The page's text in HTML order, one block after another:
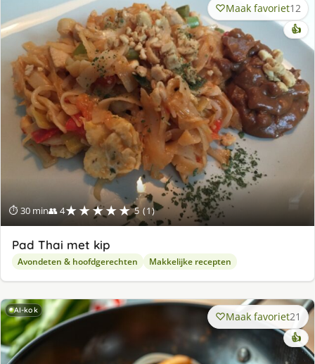
⏱ 30 min👥 4★★★★★ 5 (1)
Maak favoriet12
👍
Pad Thai met kip
Avondeten & hoofdgerechten Makkelijke recepten
AI-kok Maak favoriet21
👍